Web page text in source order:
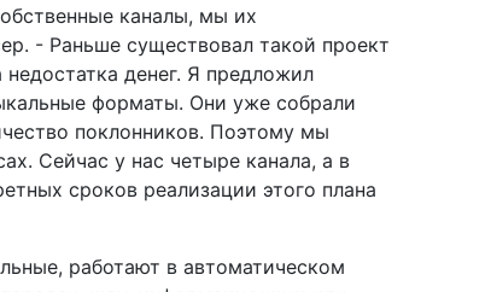
каналы, мы их
- Раньше существовал такой проект
денег. Я предложил
форматы. Они уже собрали
поклонников. Поэтому мы
Сейчас у нас четыре канала, а в
сроков реализации этого плана
работают в автоматическом